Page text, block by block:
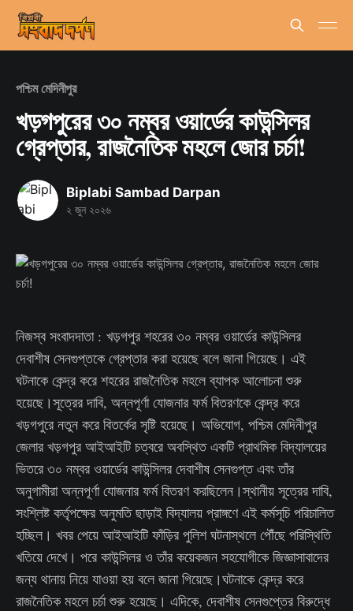
পশ্চিম মেদিনীপুর
খড়গপুরের ৩০ নম্বর ওয়ার্ডের কাউন্সিলর
গ্রেপ্তার, রাজনৈতিক মহলে জোর চর্চা!
Biplabi Sambad Darpan
২ জুন ২০২৬
নিজস্ব সংবাদদাতা : খড়গপুর শহরের ৩০ নম্বর ওয়ার্ডের কাউন্সিলর
দেবাশীষ সেনগুপ্তকে গ্রেপ্তার করা হয়েছে বলে জানা গিয়েছে। এই
ঘটনাকে কেন্দ্র করে শহরের রাজনৈতিক মহলে ব্যাপক আলোচনা শুরু
হয়েছে।সূত্রের দাবি, অন্নপূর্ণা যোজনার ফর্ম বিতরণকে কেন্দ্র করে
খড়গপুরে নতুন করে বিতর্কের সৃষ্টি হয়েছে। অভিযোগ, পশ্চিম মেদিনীপুর
জেলার খড়গপুর আইআইটি চত্বরে অবস্থিত একটি প্রাথমিক বিদ্যালয়ের
ভিতরে ৩০ নম্বর ওয়ার্ডের কাউন্সিলর দেবাশীষ সেনগুপ্ত এবং তাঁর
অনুগামীরা অন্নপূর্ণা যোজনার ফর্ম বিতরণ করছিলেন।স্থানীয় সূত্রের দাবি,
সংশ্লিষ্ট কর্তৃপক্ষের অনুমতি ছাড়াই বিদ্যালয় প্রাঙ্গণে এই কর্মসূচি পরিচালিত
হচ্ছিল। খবর পেয়ে আইআইটি ফাঁড়ির পুলিশ ঘটনাস্থলে পৌঁছে পরিস্থিতি
খতিয়ে দেখে। পরে কাউন্সিলর ও তাঁর কয়েকজন সহযোগীকে জিজ্ঞাসাবাদের
জন্য থানায় নিয়ে যাওয়া হয় বলে জানা গিয়েছে।ঘটনাকে কেন্দ্র করে
রাজনৈতিক মহলে চর্চা শুরু হয়েছে। এদিকে, দেবাশীষ সেনগুপ্তের বিরুদ্ধে